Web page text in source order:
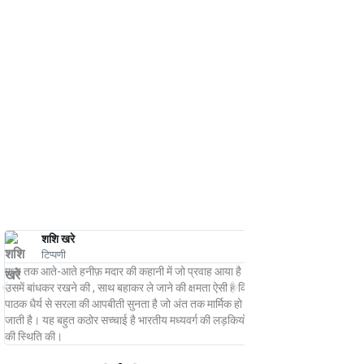
शशि खरे
टिप्पणी
मध्य तक आते-आते हनीफ़ मदार की कहानी में जो प्रवाह आया है
उसमें बांधकर रखने की , साथ बहाकर ले जाने की क्षमता ऐसी है कि
पाठक धैर्य से सरला की आपबीती सुनता है जो अंत तक मार्मिक हो
जाती है। यह बहुत कठोर सच्चाई है भारतीय मध्यवर्ग की लड़कियों
की स्थिति की।